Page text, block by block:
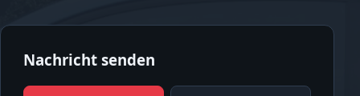
Nachricht senden